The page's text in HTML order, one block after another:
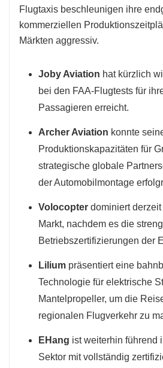
Flugtaxis beschleunigen ihre
kommerziellen
Märkten aggressiv.
Joby Aviation hat kürzlich
bei den FAA-Flugtests für
Passagieren erreicht.
Archer Aviation konnte
Produktionskapazitäten für
strategische globale
der Automobilmontage
Volocopter dominiert
Markt, nachdem es die
Betriebszertifizierungen der
Lilium präsentiert eine
Technologie für elektrische
Mantelpropeller, um die
regionalen Flugverkehr zu
EHang ist weiterhin führend
Sektor mit vollständig